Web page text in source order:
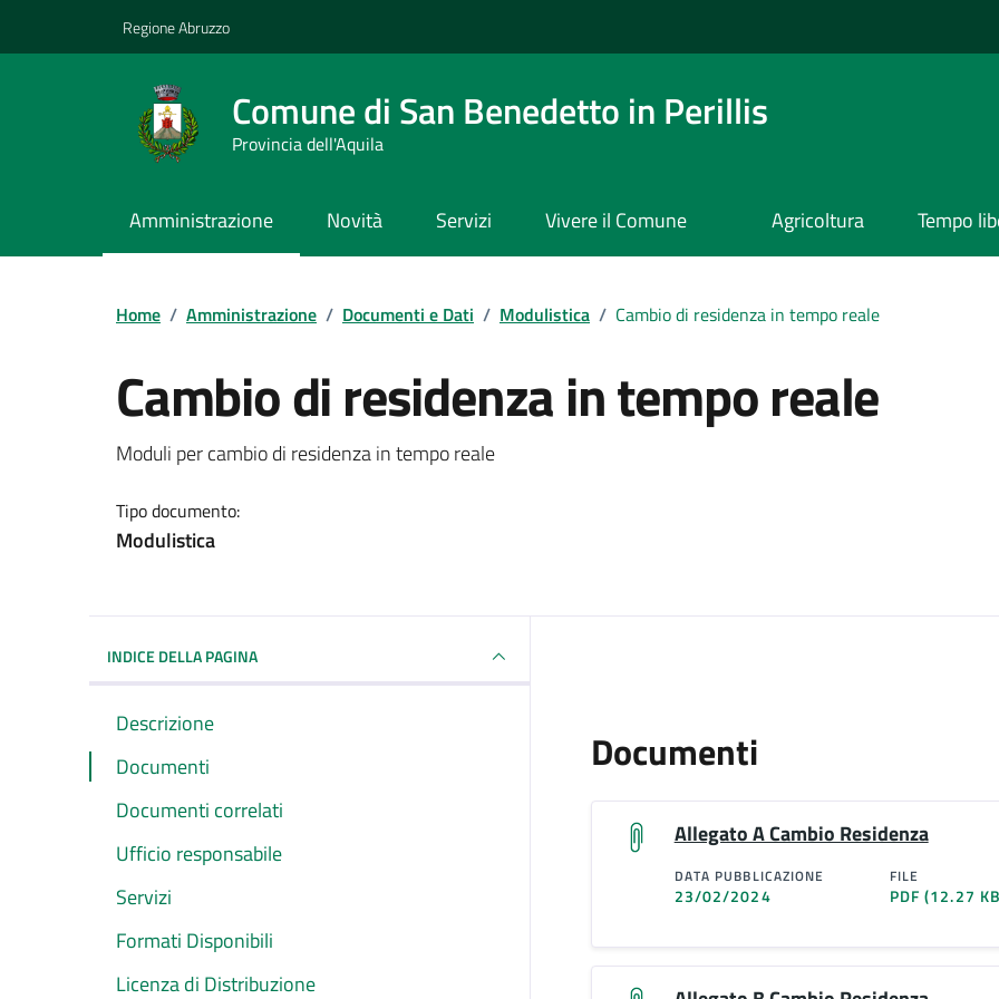
Regione Abruzzo
Comune di San Benedetto in Perillis
Provincia dell'Aquila
Amministrazione Novità Servizi Vivere il Comune Agricoltura Tempo
Home / Amministrazione / Documenti e Dati / Modulistica / Cambio di residenza in tempo reale
Cambio di residenza in tempo reale
Dettagli del documento
Moduli per cambio di residenza in tempo reale
Tipo documento:
Modulistica
INDICE DELLA PAGINA
Descrizione
Documenti
Documenti correlati
Ufficio responsabile
Servizi
Formati Disponibili
Licenza di Distribuzione
Documenti
Allegato A Cambio Residenza
DATA PUBBLICAZIONE
23/02/2024
FILE
PDF(12.27